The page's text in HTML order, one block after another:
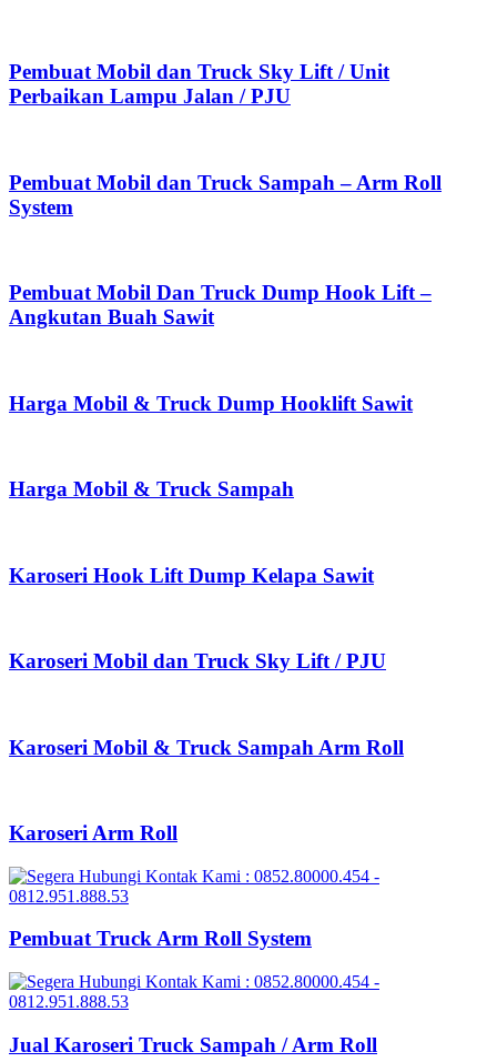
Pembuat Mobil dan Truck Sky Lift / Unit
Perbaikan Lampu Jalan / PJU
Pembuat Mobil dan Truck Sampah – Arm Roll
System
Pembuat Mobil Dan Truck Dump Hook Lift –
Angkutan Buah Sawit
Harga Mobil & Truck Dump Hooklift Sawit
Harga Mobil & Truck Sampah
Karoseri Hook Lift Dump Kelapa Sawit
Karoseri Mobil dan Truck Sky Lift / PJU
Karoseri Mobil & Truck Sampah Arm Roll
Karoseri Arm Roll
Pembuat Truck Arm Roll System
Jual Karoseri Truck Sampah / Arm Roll